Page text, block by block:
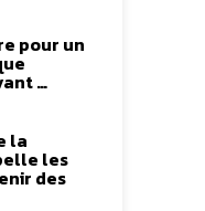
pour un
…
la
les
des